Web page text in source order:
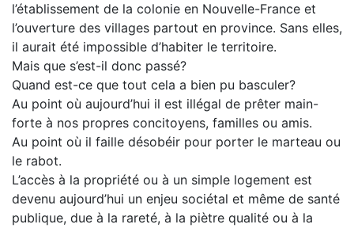
l’établissement de la colonie en Nouvelle-France et
l’ouverture des villages partout en province. Sans elles,
il aurait été impossible d’habiter le territoire.
Mais que s’est-il donc passé?
Quand est-ce que tout cela a bien pu basculer?
Au point où aujourd’hui il est illégal de prêter main-
forte à nos propres concitoyens, familles ou amis.
Au point où il faille désobéir pour porter le marteau ou
le rabot.
L’accès à la propriété ou à un simple logement est
devenu aujourd’hui un enjeu sociétal et même de santé
publique, due à la rareté, à la piètre qualité ou à la